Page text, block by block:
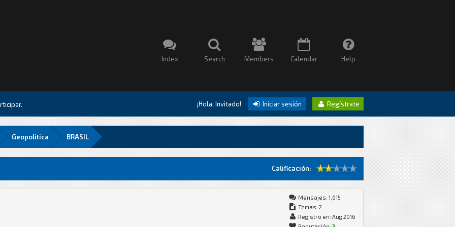
Index Search Members Calendar Help
¡Hola, Invitado! Iniciar sesión Regístrate
Geopolitica BRASIL
Calificación:
Mensajes: 1,615
Temas: 2
Registro en: Aug 2016